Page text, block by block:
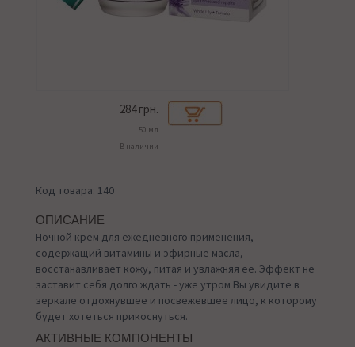
284грн.
50 мл
В наличии
Код товара: 140
ОПИСАНИЕ
Ночной крем для ежедневного применения,
содержащий витамины и эфирные масла,
восстанавливает кожу, питая и увлажняя ее. Эффект не
заставит себя долго ждать - уже утром Вы увидите в
зеркале отдохнувшее и посвежевшее лицо, к которому
будет хотеться прикоснуться.
АКТИВНЫЕ КОМПОНЕНТЫ